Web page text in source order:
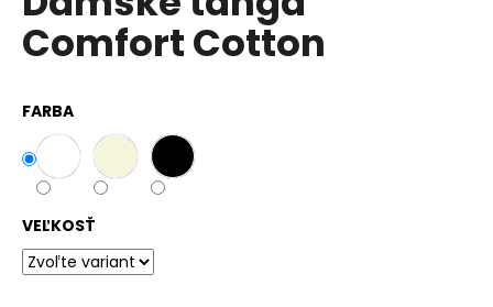
5
hviezdičiek.
Comfort Cotton
FARBA
VEĽKOSŤ
a
m